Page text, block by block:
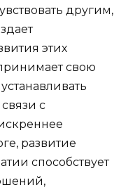
другим,
этих
свою
с
развитие
способствует